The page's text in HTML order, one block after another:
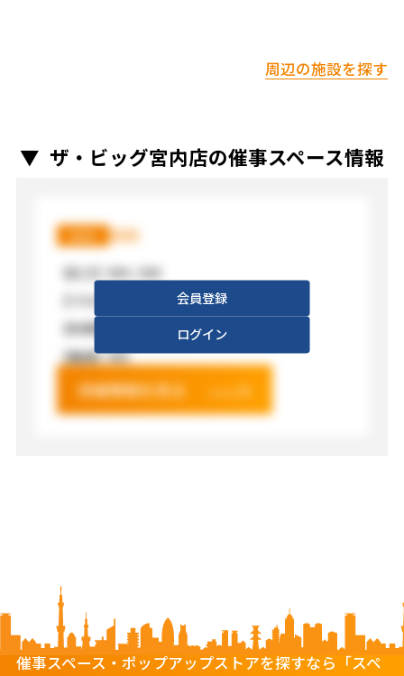
周辺の施設を探す
ザ・ビッグ宮内店の催事スペース情報
XXX XXX
【広さ】
XXX / XXX
【利用料金】
【電源】XXX
詳細情報を見る
会員登録
ログイン
催事スペース・ポップアップストアを探すなら「スペ